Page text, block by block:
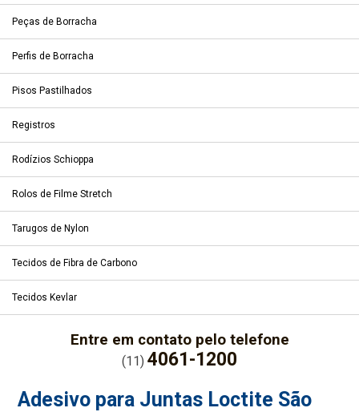
Peças de Borracha
Perfis de Borracha
Pisos Pastilhados
Registros
Rodízios Schioppa
Rolos de Filme Stretch
Tarugos de Nylon
Tecidos de Fibra de Carbono
Tecidos Kevlar
Entre em contato pelo telefone
(11) 4061-1200
Adesivo para Juntas Loctite São